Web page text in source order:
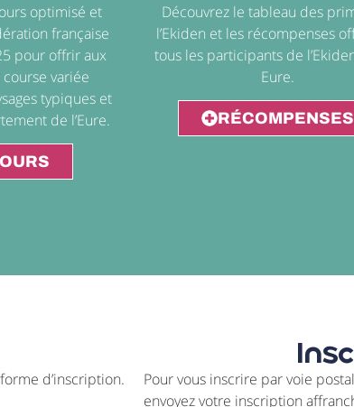
optimisé et
française
pour offrir aux
variée
typiques et
de l’Eure.
Découvrez le tableau des
l’Ekiden et les récompenses
tous les participants de
Eure.
RÉCOMPENSES
d’inscription.
Pour vous inscrire par voie
envoyez votre inscription